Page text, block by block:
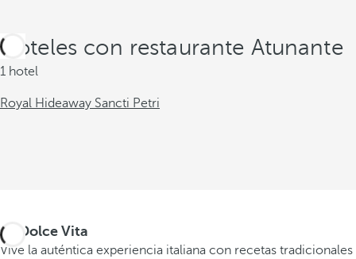
Hoteles con restaurante Atunante
1 hotel
Royal Hideaway Sancti Petri
La Dolce Vita
Vive la auténtica experiencia italiana con recetas tradicionales